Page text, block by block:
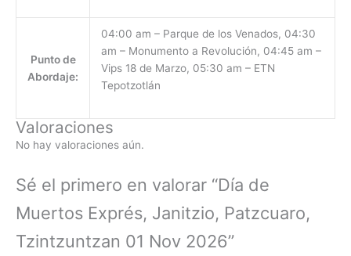
Punto de
Abordaje:
04:00 am – Parque de los Venados, 04:30
am – Monumento a Revolución, 04:45 am –
Vips 18 de Marzo, 05:30 am – ETN
Tepotzotlán
Valoraciones
No hay valoraciones aún.
Sé el primero en valorar “Día de
Muertos Exprés, Janitzio, Patzcuaro,
Tzintzuntzan 01 Nov 2026”